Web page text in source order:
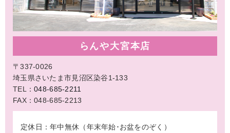
らんや大宮本店
〒337-0026
埼玉県さいたま市見沼区染谷1-133
TEL：048-685-2211
FAX：048-685-2213
定休日：年中無休（年末年始･お盆をのぞく）